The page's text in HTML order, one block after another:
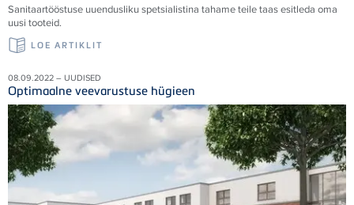
Sanitaartööstuse uuendusliku spetsialistina tahame teile taas esitleda oma
uusi tooteid.
LOE ARTIKLIT
08.09.2022 – UUDISED
Optimaalne veevarustuse hügieen